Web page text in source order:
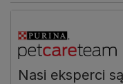
Nasi eksperci